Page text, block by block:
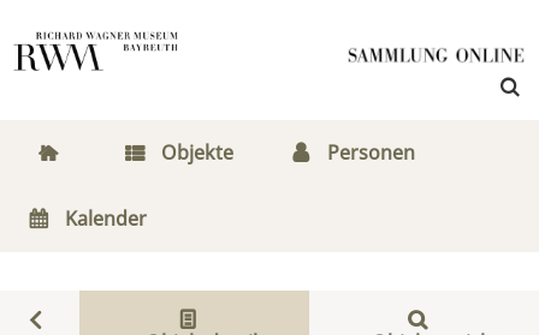
Objekte Personen
Kalender